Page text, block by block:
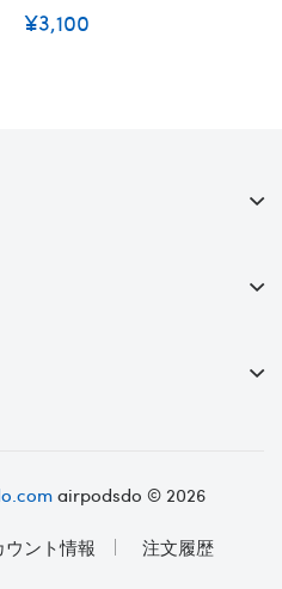
¥3,100
airpodsdo © 2026
ウント情報 注文履歴